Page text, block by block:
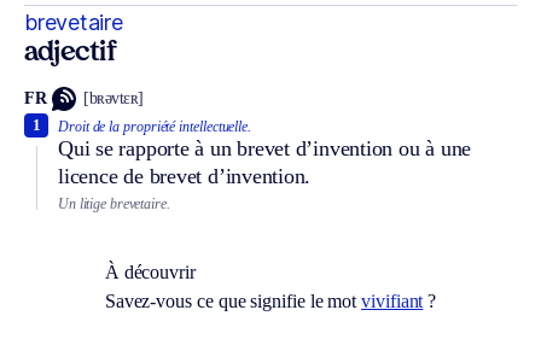
brevetaire
adjectif
FR [bʀəvtɛʀ]
Droit de la propriété intellectuelle.
Qui se rapporte à un brevet d’invention ou à une
licence de brevet d’invention.
1
Un litige brevetaire.
À découvrir
Savez-vous ce que signifie le motvivifiant ?